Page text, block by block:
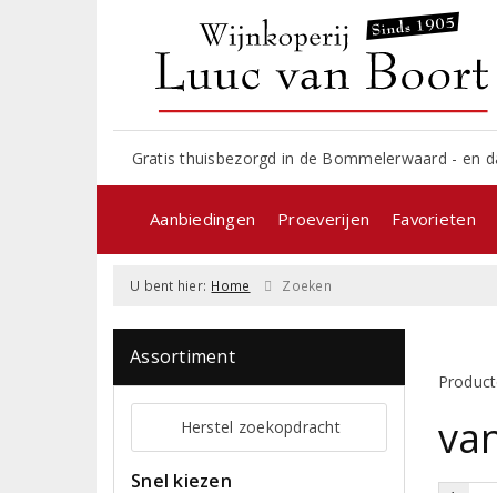
Gratis thuisbezorgd in de Bommelerwaard - en
Aanbiedingen Proeverijen Favorieten
U bent hier: Home Zoeken
Assortiment
Herstel zoekopdracht
Snel kiezen